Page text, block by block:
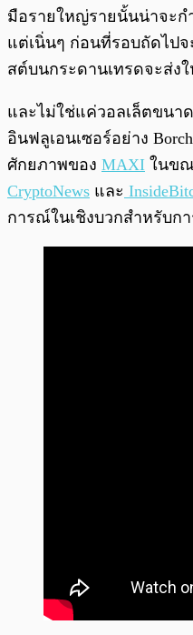
มือรายใหญ่รายนั้นน่าจะก
แต่เนิ่นๆ ก่อนที่รอบถัดไป
สต์บนกระดานเทรดจะส่ง
และไม่ใช่แค่วอลเล็ตขนา
อินฟลูเอนเซอร์อย่าง
ศักยภาพของ MAXI ในข
CryptoNews และ
การณ์ในเชิงบวกสำหรับก